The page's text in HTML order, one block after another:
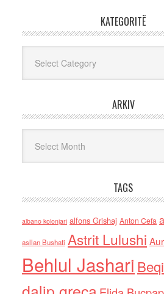
KATEGORITË
ARKIV
TAGS
albano kolonjari alfons Grishaj Anton Cefa
asllan Bushati Astrit Lulushi
Behlul Jashari